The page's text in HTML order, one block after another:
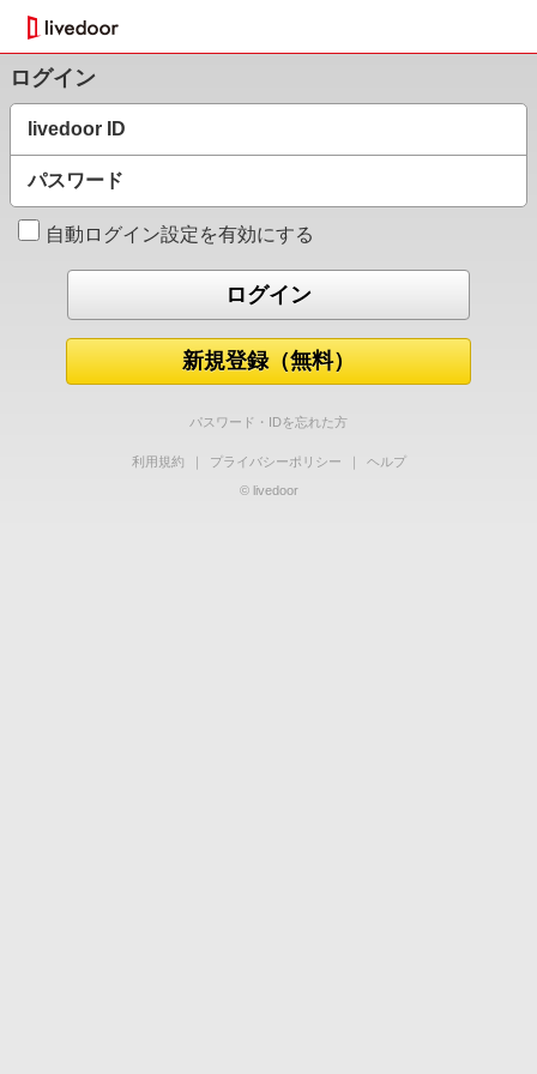
ログイン
livedoor ID
パスワード
自動ログイン設定を有効にする
新規登録（無料）
パスワード・IDを忘れた方
利用規約 ｜ プライバシーポリシー ｜
ヘルプ
© livedoor